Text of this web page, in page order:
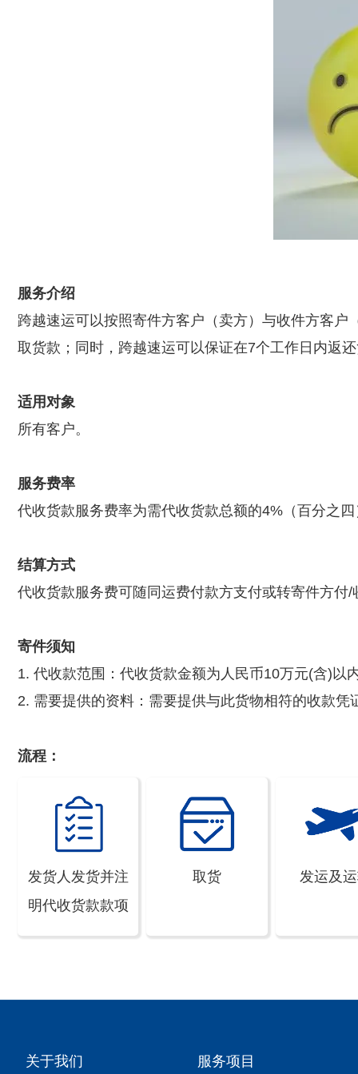
服务介绍
跨越速运可以按照寄件方客户（卖方）与收件方客
取货款；同时，跨越速运可以保证在7个工作日内返
适用对象
所有客户。
服务费率
代收货款服务费率为需代收货款总额的4%（百分之四
结算方式
代收货款服务费可随同运费付款方支付或转寄件方
寄件须知
1. 代收款范围：代收货款金额为人民币10万元(含)以
2. 需要提供的资料：需要提供与此货物相符的收款
流程：
发货人发货并注
明代收货款款项
取货 发运及
关于我们 服务项目